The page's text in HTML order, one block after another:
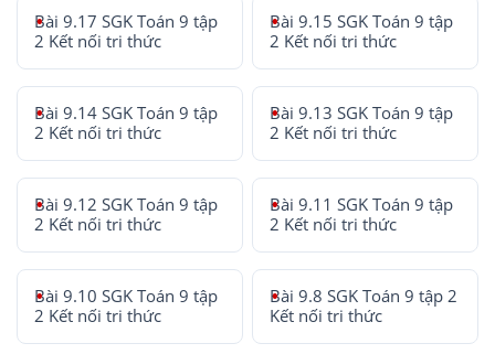
Bài 9.17 SGK Toán 9 tập
2 Kết nối tri thức
Bài 9.15 SGK Toán 9 tập
2 Kết nối tri thức
Bài 9.14 SGK Toán 9 tập
2 Kết nối tri thức
Bài 9.13 SGK Toán 9 tập
2 Kết nối tri thức
Bài 9.12 SGK Toán 9 tập
2 Kết nối tri thức
Bài 9.11 SGK Toán 9 tập
2 Kết nối tri thức
Bài 9.10 SGK Toán 9 tập
2 Kết nối tri thức
Bài 9.8 SGK Toán 9 tập 2
Kết nối tri thức